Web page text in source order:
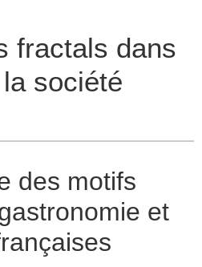
fractals dans
société
des motifs
et